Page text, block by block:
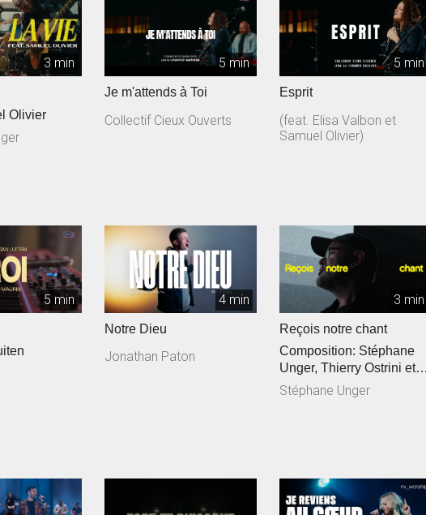
3 min
Olivier
5 min
Je m'attends à Toi
Collectif Cieux Ouverts
5 min
Esprit
(feat. Elisa Valbon et
Samuel Olivier)
5 min 4 min
Notre Dieu
Jonathan Paton
3 min
Reçois notre chant
Composition: Stéphane
Unger, Thierry Ostrini et
Siméon Freymond
Stéphane Unger